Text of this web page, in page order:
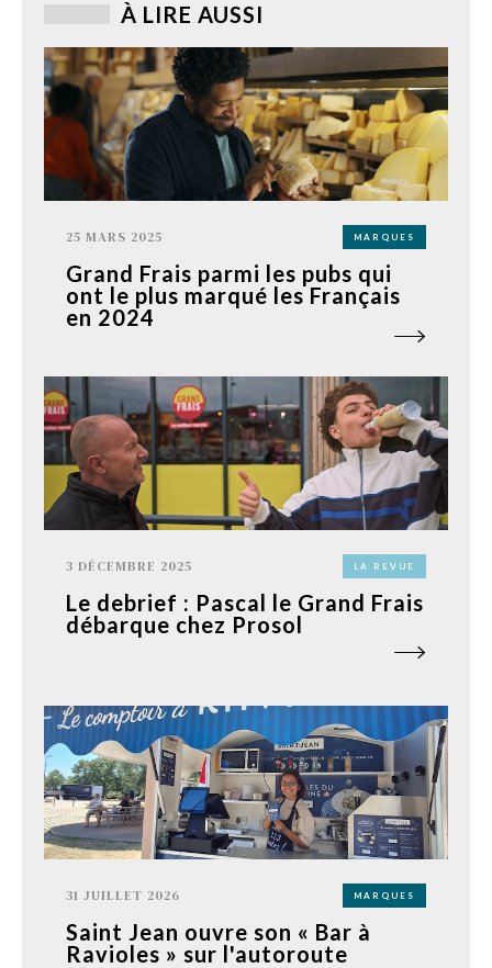
À LIRE AUSSI
25 MARS 2025 MARQUES
Grand Frais parmi les pubs qui
ont le plus marqué les Français
en 2024
3 DÉCEMBRE 2025 LA REVUE
Le debrief : Pascal le Grand Frais
débarque chez Prosol
31 JUILLET 2026 MARQUES
Saint Jean ouvre son « Bar à
Ravioles » sur l'autoroute